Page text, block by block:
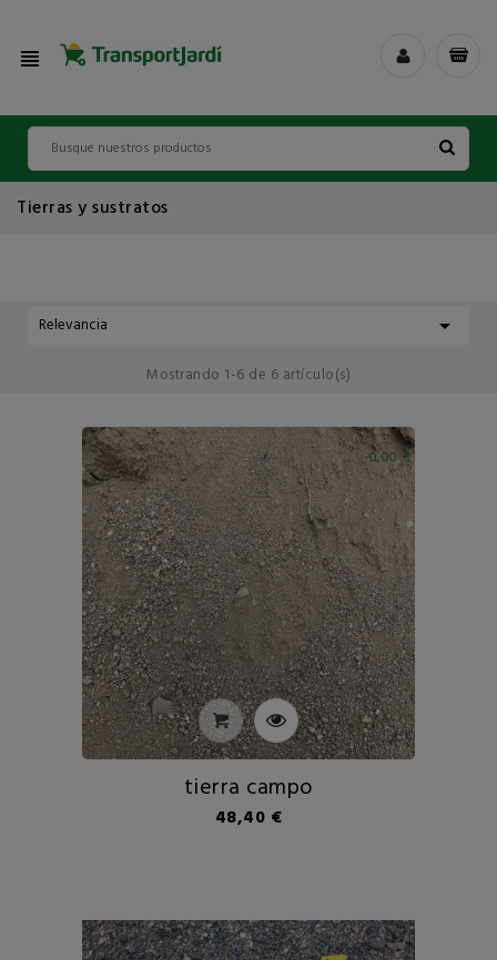
view_headline
Tierras y sustratos
Relevancia 
Mostrando 1-6 de 6 artículo(s)
-0,00 €
tierra campo
Precio
48,40 €